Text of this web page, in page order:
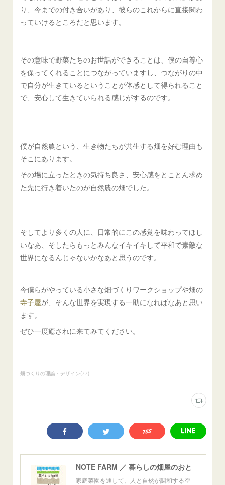
り、今までの付き合いがあり、彼らのこれからに直接関わ
っていけるところだと思います。
その意味で野菜たちのお世話ができることは、僕の自尊心
を保ってくれることにつながっていますし、つながりの中
で自分が生きているということが体感として得られること
で、安心して生きていられる感じがするのです。
僕が自然農という、生き物たちが共生する畑を好む理由も
そこにあります。
その場に立ったときの気持ち良さ、安心感をとことん求め
た先に行き着いたのが自然農の畑でした。
そしてより多くの人に、日常的にこの感覚を味わってほし
いなあ、そしたらもっとみんなイキイキして平和で素敵な
世界になるんじゃないかなあと思うのです。
今僕らがやっている小さな畑づくりワークショップや畑の
寺子屋が、そんな世界を実現する一助になればなあと思い
ます。
ぜひ一度癒されに来てみてください。
畑づくりの理論・デザイン(77)
NOTE FARM ／ 暮らしの畑屋のおと
家庭菜園を通して、人と自然が調和する空